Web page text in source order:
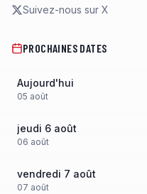
Suivez-nous sur X
PROCHAINES DATES
Aujourd'hui
05 août
jeudi 6 août
06 août
vendredi 7 août
07 août